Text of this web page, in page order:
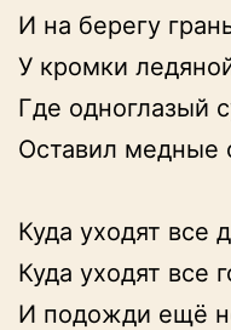
И на берегу
У кромки
Где одноглазый
Оставил медные
Куда уходят все
Куда уходят все
И подожди ещё